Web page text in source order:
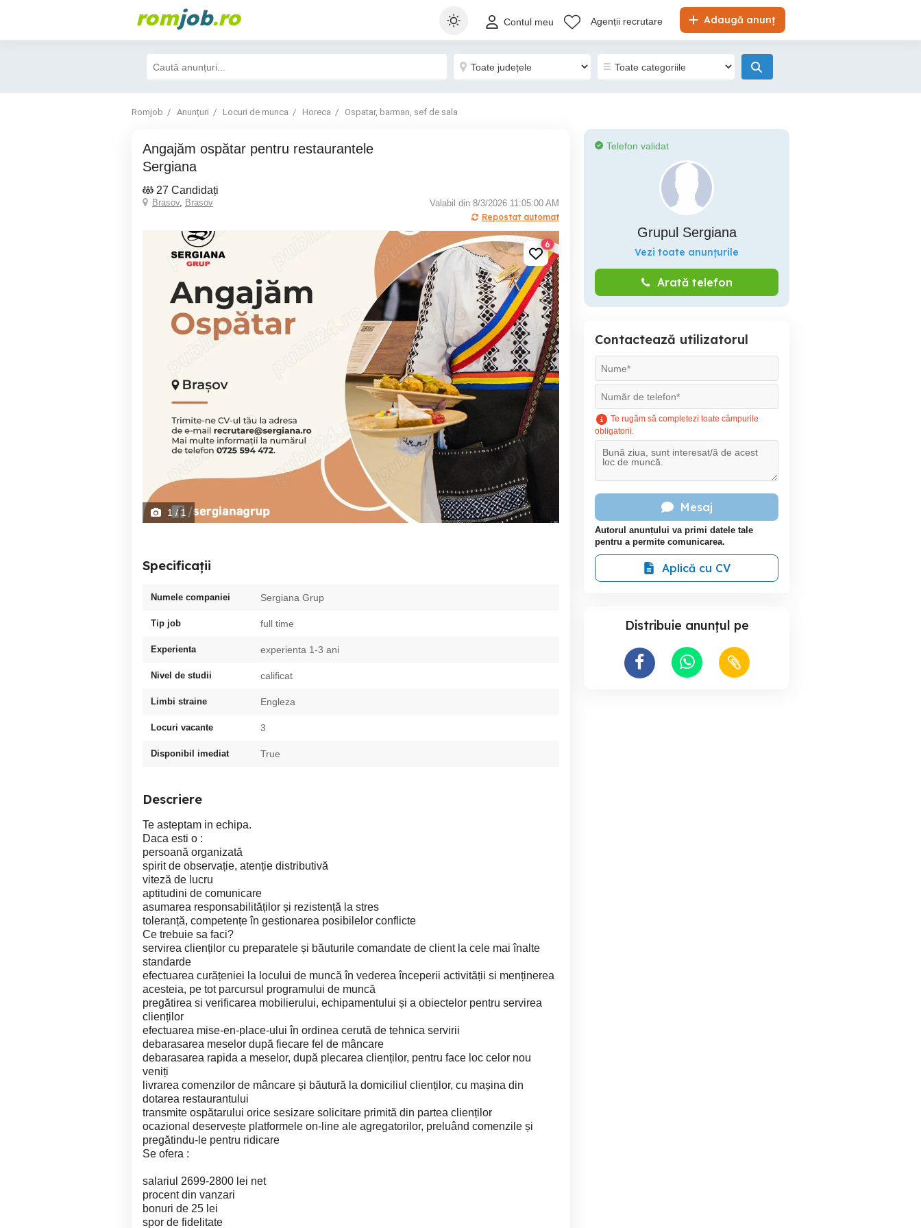
romjob.ro Adaugă anunț
Contul meu Agenții recrutare
Romjob Anunțuri Locuri de munca Horeca Ospatar, barman, sef de sala
Angajăm ospătar pentru restaurantele
Sergiana
27 Candidați
Brasov, Brasov
Valabil din 8/3/2026 11:05:00 AM
Repostat automat
6
1 / 1
Specificații
Numele companiei Sergiana Grup
Tip job full time
Experienta experienta 1-3 ani
Nivel de studii calificat
Limbi straine Engleza
Locuri vacante 3
Disponibil imediat True
Descriere
Te asteptam in echipa.
Daca esti o :
persoană organizată
spirit de observație, atenție distributivă
viteză de lucru
aptitudini de comunicare
asumarea responsabilităților și rezistență la stres
toleranță, competențe în gestionarea posibilelor conflicte
Ce trebuie sa faci?
servirea clienților cu preparatele și băuturile comandate de client la cele mai înalte
standarde
efectuarea curățeniei la locului de muncă în vederea începerii activității si menținerea
acesteia, pe tot parcursul programului de muncă
pregătirea si verificarea mobilierului, echipamentului și a obiectelor pentru servirea
clienților
efectuarea mise-en-place-ului în ordinea cerută de tehnica servirii
debarasarea meselor după fiecare fel de mâncare
debarasarea rapida a meselor, după plecarea clienților, pentru face loc celor nou
veniți
livrarea comenzilor de mâncare și băutură la domiciliul clienților, cu mașina din
dotarea restaurantului
transmite ospătarului orice sesizare solicitare primită din partea clienților
ocazional deservește platformele on-line ale agregatorilor, preluând comenzile și
pregătindu-le pentru ridicare
Se ofera :
salariul 2699-2800 lei net
procent din vanzari
bonuri de 25 lei
spor de fidelitate
Telefon validat
Grupul Sergiana
Vezi toate anunțurile
Arată telefon
Contactează utilizatorul
Te rugăm să completezi toate câmpurile
obligatorii.
Mesaj
Autorul anunțului va primi datele tale
pentru a permite comunicarea.
Aplică cu CV
Distribuie anunțul pe